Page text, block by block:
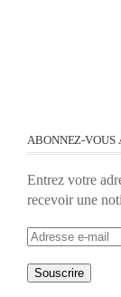
ABONNEZ-VOUS
Entrez votre
recevoir une
Adresse
mail